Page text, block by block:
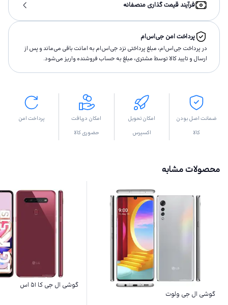
فرآیند قیمت گذاری منصفانه
پرداخت امن جی‌اس‌ام
در پرداخت جی‌اس‌ام، مبلغ پرداختى نزد جی‌اس‌ام به امانت باقى مى‌ماند و پس از
ارسال و تاييد كالا توسط مشتری، مبلغ به حساب فروشنده واريز مى‌شود.
ضمانت اصل بودن
کالا
امکان تحویل
اکسپرس
امکان دریافت
حضوری کالا
پرداخت امن
محصولات مشابه
گوشی ال جی ولوت
گوشی ال جی کا ۵۱ اس